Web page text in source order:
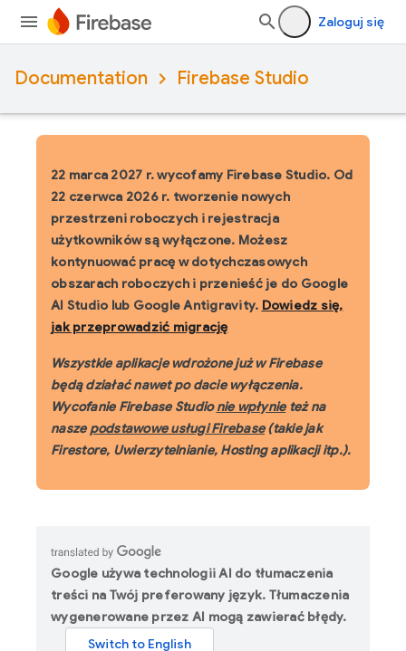
Zaloguj się
Documentation Firebase Studio
22 marca 2027 r. wycofamy Firebase Studio. Od
22 czerwca 2026 r. tworzenie nowych
przestrzeni roboczych i rejestracja
użytkowników są wyłączone. Możesz
kontynuować pracę w dotychczasowych
obszarach roboczych i przenieść je do Google
AI Studio lub Google Antigravity. Dowiedz się,
jak przeprowadzić migrację
Wszystkie aplikacje wdrożone już w Firebase
będą działać nawet po dacie wyłączenia.
Wycofanie Firebase Studionie wpłynieteż na
nasze podstawowe usługi Firebase(takie jak
Firestore, Uwierzytelnianie, Hosting aplikacji itp.).
Google używa technologii AI do tłumaczenia
treści na Twój preferowany język. Tłumaczenia
wygenerowane przez AI mogą zawierać błędy.